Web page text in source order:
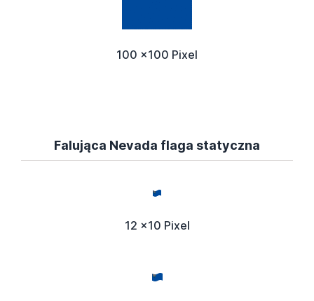
100 x100 Pixel
Falująca Nevada flaga statyczna
12 x10 Pixel